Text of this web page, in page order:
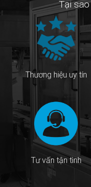
Tại
Thương hiệu uy tín
Tư vấn tận tình